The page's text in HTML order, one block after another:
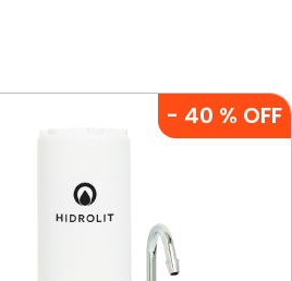
- 40 % OFF